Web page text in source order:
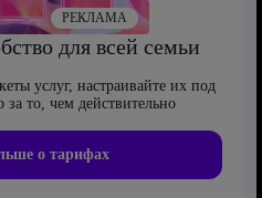
для всей семьи
услуг, настраивайте их под
то, чем действительно
о тарифах
РЕКЛАМА